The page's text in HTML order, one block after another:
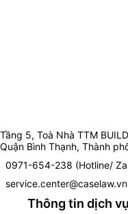
Tầng 5, Toà Nhà TTM
Quận Bình Thạnh, Thành
0971-654-238 (Hotline/
service.center@caselaw.vn
Thông tin dịch vụ